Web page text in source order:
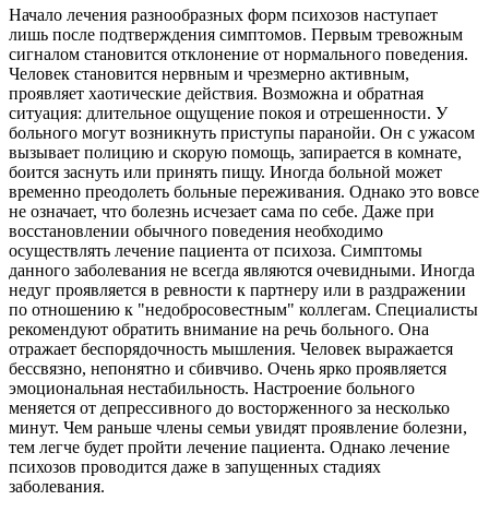
Начало лечения разнообразных форм психозов наступает
лишь после подтверждения симптомов. Первым тревожным
сигналом становится отклонение от нормального поведения.
Человек становится нервным и чрезмерно активным,
проявляет хаотические действия. Возможна и обратная
ситуация: длительное ощущение покоя и отрешенности. У
больного могут возникнуть приступы паранойи. Он с ужасом
вызывает полицию и скорую помощь, запирается в комнате,
боится заснуть или принять пищу. Иногда больной может
временно преодолеть больные переживания. Однако это вовсе
не означает, что болезнь исчезает сама по себе. Даже при
восстановлении обычного поведения необходимо
осуществлять лечение пациента от психоза. Симптомы
данного заболевания не всегда являются очевидными. Иногда
недуг проявляется в ревности к партнеру или в раздражении
по отношению к "недобросовестным" коллегам. Специалисты
рекомендуют обратить внимание на речь больного. Она
отражает беспорядочность мышления. Человек выражается
бессвязно, непонятно и сбивчиво. Очень ярко проявляется
эмоциональная нестабильность. Настроение больного
меняется от депрессивного до восторженного за несколько
минут. Чем раньше члены семьи увидят проявление болезни,
тем легче будет пройти лечение пациента. Однако лечение
психозов проводится даже в запущенных стадиях
заболевания.